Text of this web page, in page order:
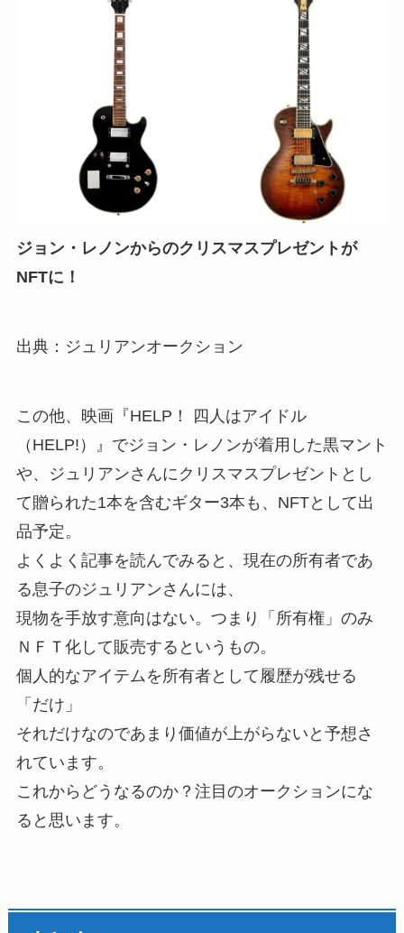
ジョン・レノンからのクリスマスプレゼントが
NFTに！
出典：ジュリアンオークション
この他、映画『HELP！ 四人はアイドル
（HELP!）』でジョン・レノンが着用した黒マント
や、ジュリアンさんにクリスマスプレゼントとし
て贈られた1本を含むギター3本も、NFTとして出
品予定。
よくよく記事を読んでみると、現在の所有者であ
る息子のジュリアンさんには、
現物を手放す意向はない。つまり「所有権」のみ
ＮＦＴ化して販売するというもの。
個人的なアイテムを所有者として履歴が残せる
「だけ」
それだけなのであまり価値が上がらないと予想さ
れています。
これからどうなるのか？注目のオークションにな
ると思います。